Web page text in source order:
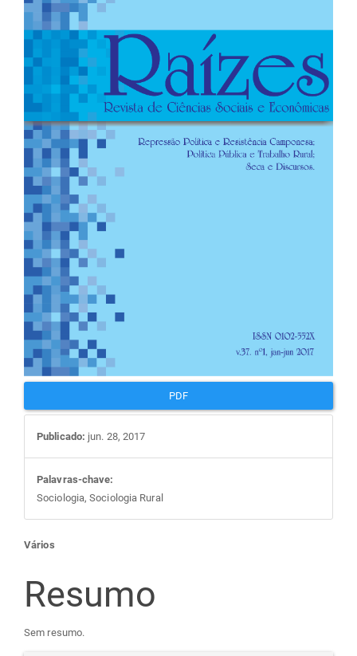
de
artigos
PDF
Publicado: jun. 28, 2017
Palavras-chave:
Sociologia, Sociologia Rural
Conteúdo
do
artigo
Vários
Resumo
Sem resumo.